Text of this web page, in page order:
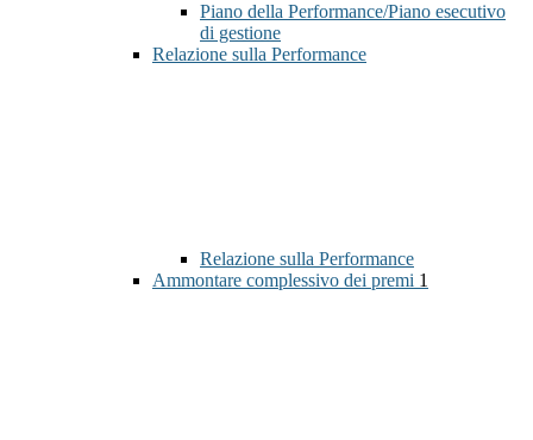
Piano della Performance/Piano esecutivo
di gestione
Relazione sulla Performance
Relazione sulla Performance
Ammontare complessivo dei premi 1